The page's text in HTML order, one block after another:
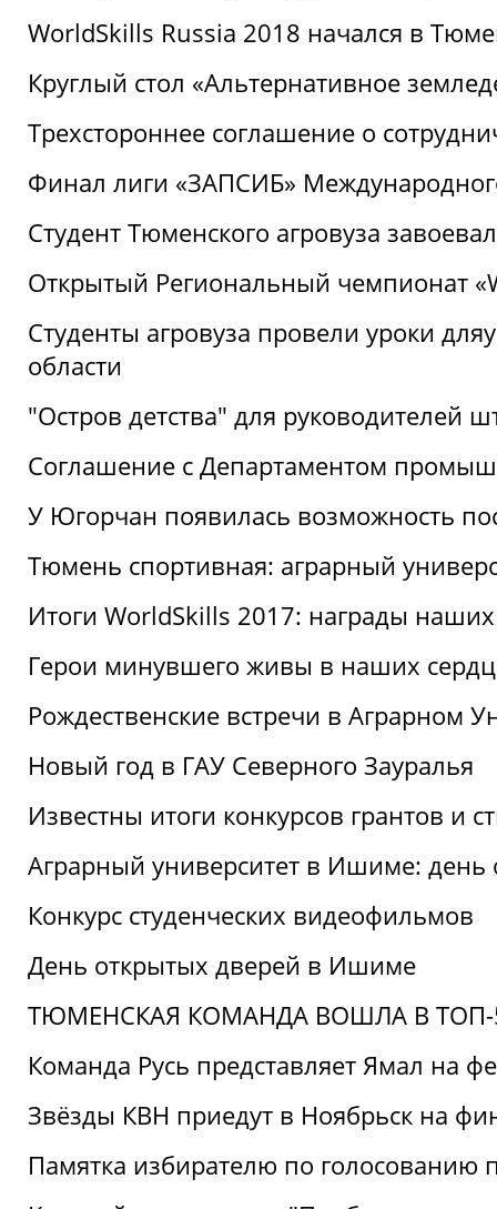
WorldSkills Russia 2018 начался в
Круглый стол «Альтернативное
Трехстороннее соглашение о
Финал лиги «ЗАПСИБ»
Студент Тюменского агровуза
Открытый Региональный чемпионат
Студенты агровуза провели уроки
области
"Остров детства" для руководителей
Соглашение с Департаментом
У Югорчан появилась возможность
Тюмень спортивная: аграрный
Итоги WorldSkills 2017: награды наших
Герои минувшего живы в наших
Рождественские встречи в Аграрном
Новый год в ГАУ Северного Зауралья
Известны итоги конкурсов грантов и
Аграрный университет в Ишиме: день
Конкурс студенческих видеофильмов
День открытых дверей в Ишиме
ТЮМЕНСКАЯ КОМАНДА ВОШЛА В ТОП-
Команда Русь представляет Ямал на
Звёзды КВН приедут в Ноябрьск на
Памятка избирателю по голосованию